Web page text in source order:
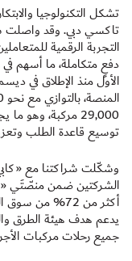
تشكل التكنولوجيا
تاكسي دبي. وقد واصلت
التجربة الرقمية
دفعٍ متكاملة، ما أسهم في
29,000 مركبة،
توسيع قاعدة الطلب
وشكّلت شراكتنا مع
الشركتين ضمن منصّتَي
أكثر من 72% من
جميع رحلات مركبات